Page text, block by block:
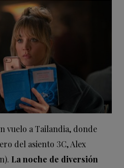
vuelo a Tailandia, donde
del asiento 3C, Alex
La noche de diversión